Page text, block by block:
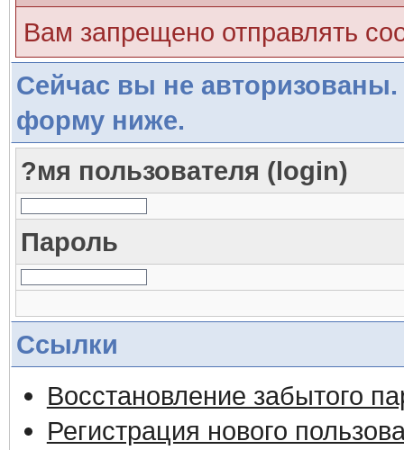
Вам запрещено отправлять
Сейчас вы не авторизованы.
форму ниже.
?мя пользователя (login)
Пароль
Ссылки
Восстановление забытого
Регистрация нового